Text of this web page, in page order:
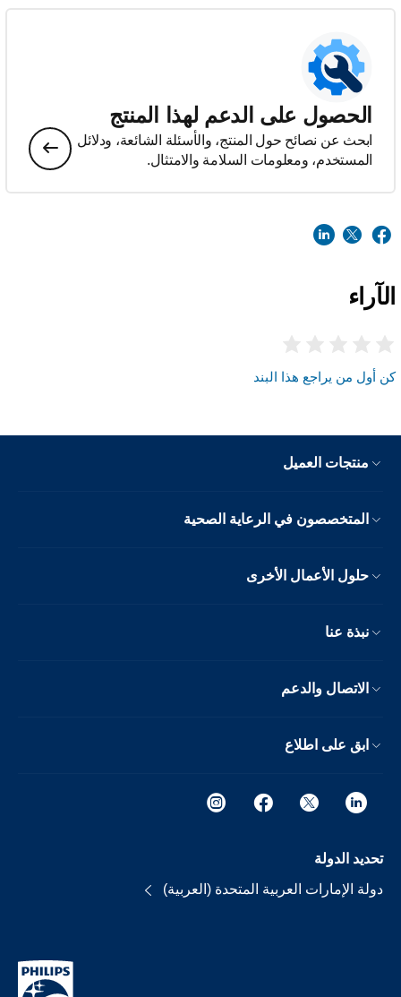
الحصول على الدعم لهذا المنتج
ابحث عن نصائح حول المنتج، والأسئلة الشائعة، ودلائل
المستخدم، ومعلومات السلامة والامتثال.
الآراء
كن أول من يراجع هذا البند
منتجات العميل
المتخصصون في الرعاية الصحية
حلول الأعمال الأخرى
نبذة عنا
الاتصال والدعم
ابق على اطلاع
تحديد الدولة
دولة الإمارات العربية المتحدة (العربية)